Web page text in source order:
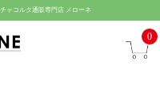
ャコルタ通販専門店 メローネ
0
ジト
ップ